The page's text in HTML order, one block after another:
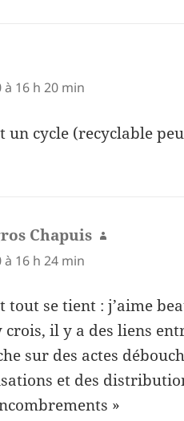
16 h 20 min
un cycle (recyclable
Chapuis dit :
16 h 24 min
tout se tient : j’aime
crois, il y a des liens
sur des actes
et des
»